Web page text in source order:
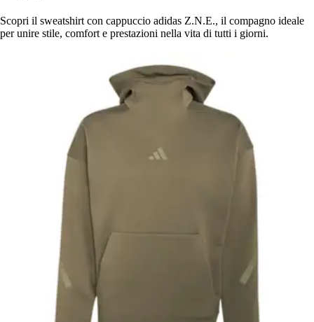
Scopri il sweatshirt con cappuccio adidas Z.N.E., il compagno ideale
per unire stile, comfort e prestazioni nella vita di tutti i giorni.